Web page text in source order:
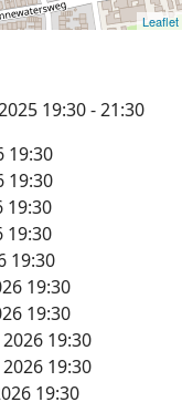
Leaflet
19:30 - 21:30
19:30
19:30
19:30
19:30
19:30
19:30
19:30
19:30
19:30
19:30